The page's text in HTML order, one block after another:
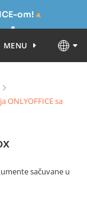
om!
MENU
ONLYOFFICE sa
sačuvane u